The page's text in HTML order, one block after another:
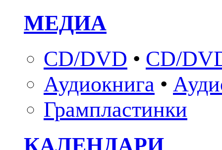
МЕДИА
CD/DVD • CD/
Аудиокнига •
Грампластинки